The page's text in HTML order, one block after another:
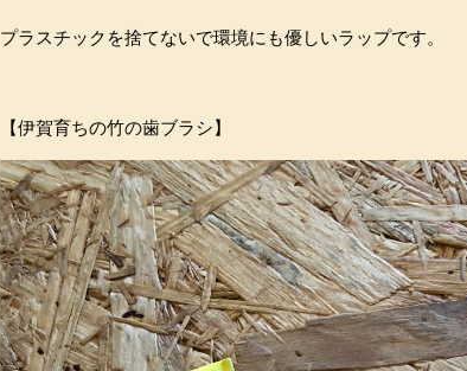
プラスチックを捨てないで環境にも優しいラップです。
【伊賀育ちの竹の歯ブラシ】